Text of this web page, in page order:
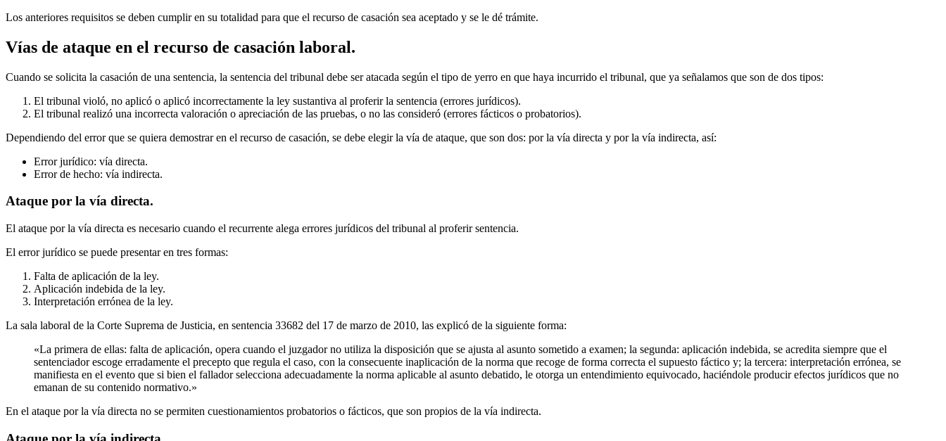
Los anteriores requisitos se deben cumplir en su totalidad para que el recurso de casación sea aceptado y se le dé trámite.
Vías de ataque en el recurso de casación laboral.
Cuando se solicita la casación de una sentencia, la sentencia del tribunal debe ser atacada según el tipo de yerro en que haya incurrido el tribunal, que ya señalamos que son de dos tipos:
El tribunal violó, no aplicó o aplicó incorrectamente la ley sustantiva al proferir la sentencia (errores jurídicos).
El tribunal realizó una incorrecta valoración o apreciación de las pruebas, o no las consideró (errores fácticos o probatorios).
Dependiendo del error que se quiera demostrar en el recurso de casación, se debe elegir la vía de ataque, que son dos: por la vía directa y por la vía indirecta, así:
Error jurídico: vía directa.
Error de hecho: vía indirecta.
Ataque por la vía directa.
El ataque por la vía directa es necesario cuando el recurrente alega errores jurídicos del tribunal al proferir sentencia.
El error jurídico se puede presentar en tres formas:
Falta de aplicación de la ley.
Aplicación indebida de la ley.
Interpretación errónea de la ley.
La sala laboral de la Corte Suprema de Justicia, en sentencia 33682 del 17 de marzo de 2010, las explicó de la siguiente forma:
«La primera de ellas: falta de aplicación, opera cuando el juzgador no utiliza la disposición que se ajusta al asunto sometido a examen; la segunda: aplicación indebida, se acredita siempre que el
sentenciador escoge erradamente el precepto que regula el caso, con la consecuente inaplicación de la norma que recoge de forma correcta el supuesto fáctico y; la tercera: interpretación errónea, se
manifiesta en el evento que si bien el fallador selecciona adecuadamente la norma aplicable al asunto debatido, le otorga un entendimiento equivocado, haciéndole producir efectos jurídicos que no
emanan de su contenido normativo.»
En el ataque por la vía directa no se permiten cuestionamientos probatorios o fácticos, que son propios de la vía indirecta.